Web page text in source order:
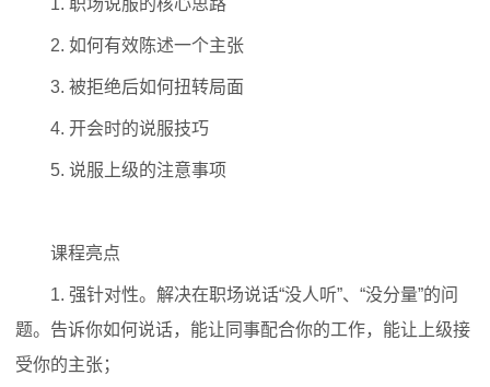
1. 职场说服的核心思路
2. 如何有效陈述一个主张
3. 被拒绝后如何扭转局面
4. 开会时的说服技巧
5. 说服上级的注意事项
课程亮点
1. 强针对性。解决在职场说话“没人听”、“没分量”的问
题。告诉你如何说话，能让同事配合你的工作，能让上级接
受你的主张；